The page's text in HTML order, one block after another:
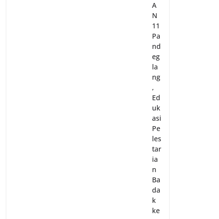
A
N
11
Pa
nd
eg
la
ng
,
Ed
uk
asi
Pe
les
tar
ia
n
Ba
da
k
ke